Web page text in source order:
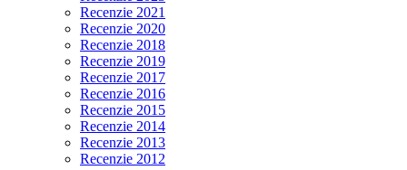
Recenzie 2021
Recenzie 2020
Recenzie 2018
Recenzie 2019
Recenzie 2017
Recenzie 2016
Recenzie 2015
Recenzie 2014
Recenzie 2013
Recenzie 2012